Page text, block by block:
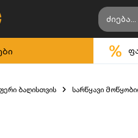
ბაღისთვის სარწყავი